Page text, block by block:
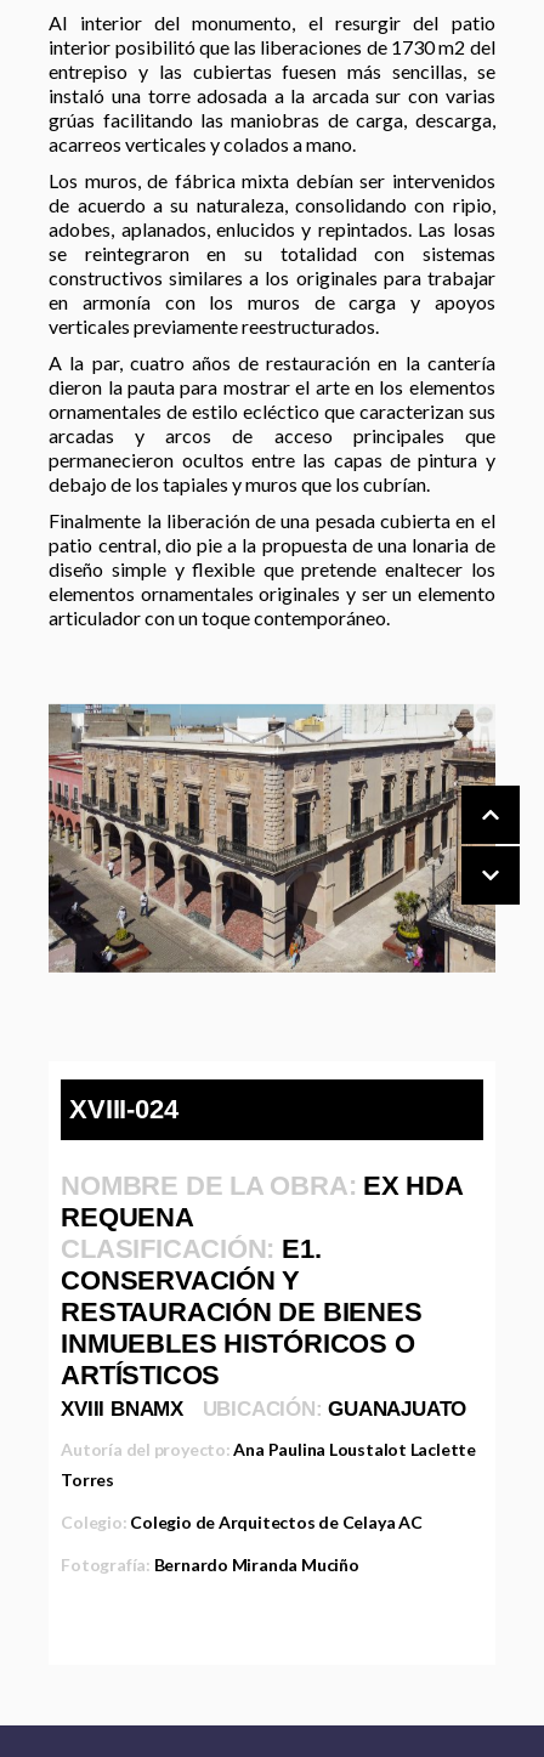
Al interior del monumento, el resurgir del patio
interior posibilitó que las liberaciones de 1730 m2 del
entrepiso y las cubiertas fuesen más sencillas, se
instaló una torre adosada a la arcada sur con varias
grúas facilitando las maniobras de carga, descarga,
acarreos verticales y colados a mano.
Los muros, de fábrica mixta debían ser intervenidos
de acuerdo a su naturaleza, consolidando con ripio,
adobes, aplanados, enlucidos y repintados. Las losas
se reintegraron en su totalidad con sistemas
constructivos similares a los originales para trabajar
en armonía con los muros de carga y apoyos
verticales previamente reestructurados.
A la par, cuatro años de restauración en la cantería
dieron la pauta para mostrar el arte en los elementos
ornamentales de estilo ecléctico que caracterizan sus
arcadas y arcos de acceso principales que
permanecieron ocultos entre las capas de pintura y
debajo de los tapiales y muros que los cubrían.
Finalmente la liberación de una pesada cubierta en el
patio central, dio pie a la propuesta de una lonaria de
diseño simple y flexible que pretende enaltecer los
elementos ornamentales originales y ser un elemento
articulador con un toque contemporáneo.
XVIII-024
NOMBRE DE LA OBRA: EX HDA
REQUENA
CLASIFICACIÓN: E1.
CONSERVACIÓN Y
RESTAURACIÓN DE BIENES
INMUEBLES HISTÓRICOS O
ARTÍSTICOS
XVIII BNAMX UBICACIÓN:GUANAJUATO
Autoría del proyecto:Ana Paulina Loustalot Laclette
Torres
Colegio: Colegio de Arquitectos de Celaya AC
Fotografía: Bernardo Miranda Muciño